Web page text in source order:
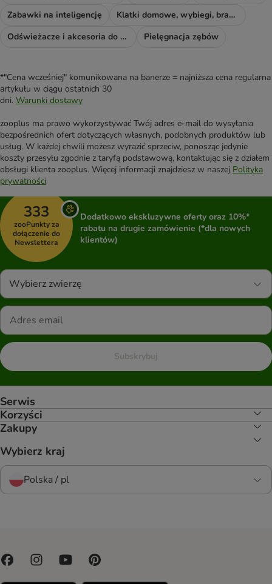
Zabawki na inteligencję
Klatki domowe, wybiegi, bramki i rampy
Odświeżacze i akcesoria do sprzątania
Pielęgnacja zębów
*"Cena wcześniej" komunikowana na banerze = najniższa cena regularna
artykułu w ciągu ostatnich 30
dni. Warunki dostawy
zooplus ma prawo wykorzystywać Twój adres e-mail do wysyłania
bezpośrednich ofert dotyczących własnych, podobnych produktów lub
usług. W każdej chwili możesz wyrazić sprzeciw, ponosząc jedynie
koszty przesyłu zgodnie z taryfą podstawową, kontaktując się z działem
obsługi klienta zooplus. Więcej informacji znajdziesz w naszej Polityka
prywatności
333
zooPunkty za
dołączenie do
Newslettera
Dodatkowo ekskluzywne oferty oraz 10%*
rabatu na drugie zamówienie (*dla nowych
klientów)
Wybierz zwierzę
Subskrybuj
Serwis
Korzyści
Zakupy
Wybierz kraj
Polska / pl